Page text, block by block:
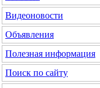
Видеоновости
Объявления
Полезная информация
Поиск по сайту